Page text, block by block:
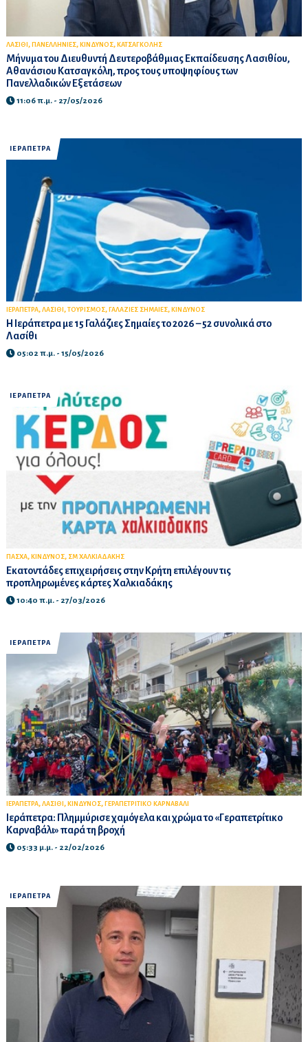
ΛΑΣΙΘΙ , ΠΑΝΕΛΛΗΝΙΕΣ, ΚΙΝΔΥΝΟΣ, ΚΑΤΣΑΓΚΟΛΗΣ
Μήνυμα του Διευθυντή Δευτεροβάθμιας Εκπαίδευσης Λασιθίου,
Αθανάσιου Κατσαγκόλη, προς τους υποψηφίους των
Πανελλαδικών Εξετάσεων
11:06 π.μ. - 27/05/2026
ΙΕΡΑΠΕΤΡΑ
ΙΕΡΑΠΕΤΡΑ, ΛΑΣΙΘΙ , ΤΟΥΡΙΣΜΟΣ, ΓΑΛΑΖΙΕΣ ΣΗΜΑΙΕΣ, ΚΙΝΔΥΝΟΣ
Η Ιεράπετρα με 15 Γαλάζιες Σημαίες το 2026 – 52 συνολικά στο
Λασίθι
05:02 π.μ. - 15/05/2026
ΙΕΡΑΠΕΤΡΑ
ΠΑΣΧΑ, ΚΙΝΔΥΝΟΣ, ΣΜ ΧΑΛΚΙΑΔΑΚΗΣ
Εκατοντάδες επιχειρήσεις στην Κρήτη επιλέγουν τις
προπληρωμένες κάρτες Χαλκιαδάκης
10:40 π.μ. - 27/03/2026
ΙΕΡΑΠΕΤΡΑ
ΙΕΡΑΠΕΤΡΑ, ΛΑΣΙΘΙ , ΚΙΝΔΥΝΟΣ, ΓΕΡΑΠΕΤΡΙΤΙΚΟ ΚΑΡΝΑΒΑΛΙ
Ιεράπετρα: Πλημμύρισε χαμόγελα και χρώμα το «Γεραπετρίτικο
Καρναβάλι» παρά τη βροχή
05:33 μ.μ. - 22/02/2026
ΙΕΡΑΠΕΤΡΑ